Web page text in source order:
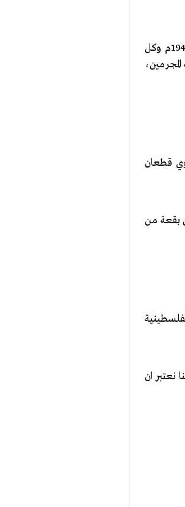
في هذه الأيام ، في لحظات العزة والكرامة، تسطر جماهير شعبنا في القدس المحتلة وأهلنا الصامدين في أراضينا المحتلة عام 1948م وكل
قطعان
بقعة من
نعتبر ان